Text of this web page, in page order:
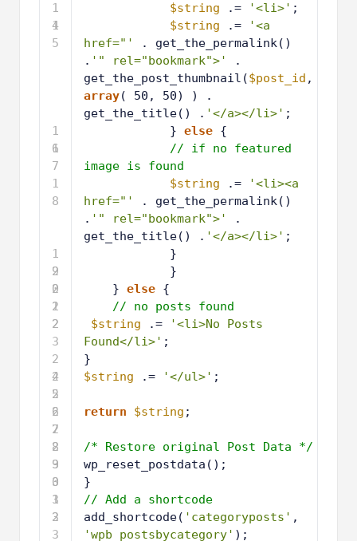
1
4
1
5
1
6
1
7
1
8
1
9
2
0
2
1
2
2
2
3
2
4
2
5
2
6
2
7
2
8
2
9
3
0
3
1
3
2
3
3
$string
.= '<li>' ;
$string
.=
'<a
href="'
. get_the_permalink()
. '" rel="bookmark">'
.
get_the_post_thumbnail($post_id
array( 50, 50) ) .
get_the_title() . '</a></li>' ;
} else {
// if no featured
image is found
$string
.=
'<li><a
href="'
. get_the_permalink()
. '" rel="bookmark">'
.
get_the_title() . '</a></li>' ;
}
}
} else {
// no posts found
$string
.=
'<li>No Posts
Found</li>' ;
}
$string
.= '</ul>' ;
return $string ;
/* Restore original Post Data */
wp_reset_postdata();
}
// Add a shortcode
add_shortcode( 'categoryposts'
'wpb_postsbycategory' );